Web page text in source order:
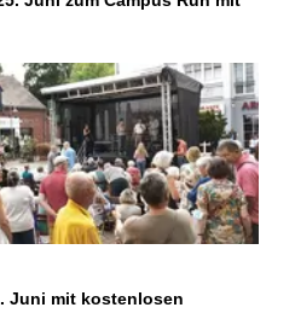
Juni mit kostenlosen